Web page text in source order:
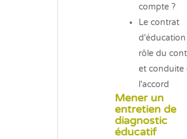
compte ?
Le contrat
d'éducation
rôle du
et conduite
l'accord
Mener un
entretien de
diagnostic
éducatif